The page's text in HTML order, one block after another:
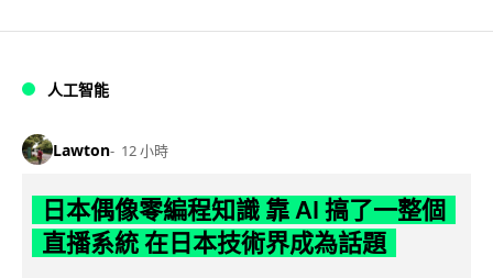
人工智能
Lawton 12 小時
日本偶像零編程知識 靠 AI 搞了一整個
直播系統 在日本技術界成為話題